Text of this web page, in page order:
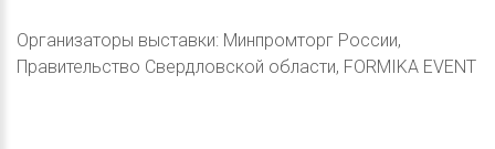
Организаторы выставки: Минпромторг России,
Правительство Свердловской области, FORMIKA EVENT